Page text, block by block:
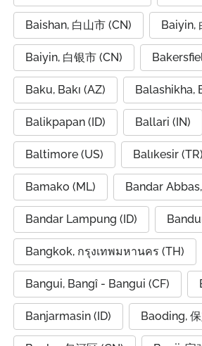
Baishan, 白山市 (CN) Baiyin,
Baiyin, 白银市 (CN)
Baku, Bakı (AZ) Balashikha,
Balikpapan (ID) Ballari (IN)
Baltimore (US) Balıkesir (TR)
Bamako (ML)
Bandar Lampung (ID)
Bangkok, กรุงเทพมหานคร (TH)
Bangui, Bangî - Bangui (CF)
Banjarmasin (ID) Baoding,